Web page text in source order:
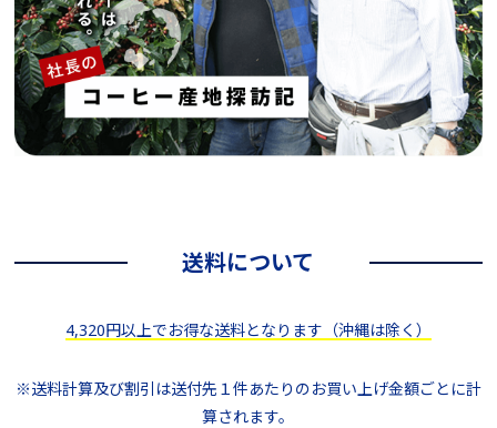
送料について
4,320円以上でお得な送料となります（沖縄は除く）
※送料計算及び割引は送付先１件あたりのお買い上げ金額ごとに計
算されます。